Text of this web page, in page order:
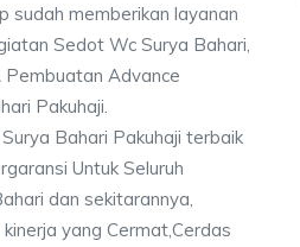
sudah memberikan layanan
Sedot Wc Surya Bahari,
Pembuatan Advance
Pakuhaji.
Bahari Pakuhaji terbaik
Untuk Seluruh
dan sekitarannya,
yang Cermat,Cerdas